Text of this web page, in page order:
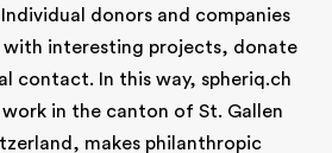
donors and companies
with interesting projects, donate
contact. In this way, spheriq.ch
in the canton of St. Gallen
makes philanthropic